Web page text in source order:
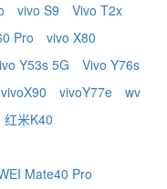
vivo S9
Vivo T2x
Pro
vivo X80
Y53s 5G
Vivo Y76s
vivoX90 vivoY77e
wv
红米K40
Mate40 Pro